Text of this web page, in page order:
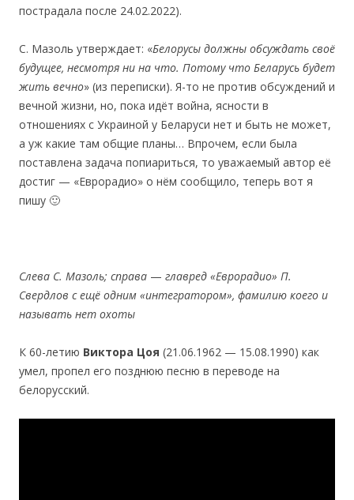
пострадала после 24.02.2022).
С. Мaзоль утверждает: «Белорусы должны обсуждать своё
будущее, несмотря ни на что. Потому что Беларусь будет
жить вечно» (из переписки). Я-то не против обсуждений и
вечной жизни, но, пока идёт война, ясности в
отношениях с Украиной у Беларуси нет и быть не может,
а уж какие там общие планы… Впрочем, если была
поставлена задача попиариться, то уважаемый автор её
достиг — «Еврорадио» о нём сообщило, теперь вот я
пишу 🙂
Слева С. Мазоль; справа — главред «Еврорадио» П.
Свердлов с ещё одним «интегратором», фамилию коего и
называть нет охоты
К 60-летию Виктора Цоя (21.06.1962 — 15.08.1990) как
умел, пропел его позднюю песню в переводе на
белорусский.